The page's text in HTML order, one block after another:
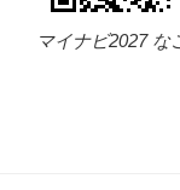
マイナビ2027 な